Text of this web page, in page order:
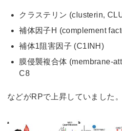
クラステリン (clusterin,
補体因子H (complement
補体1阻害因子 (C1INH)
膜侵襲複合体 (membrane-
C8
などがRPで上昇していました。